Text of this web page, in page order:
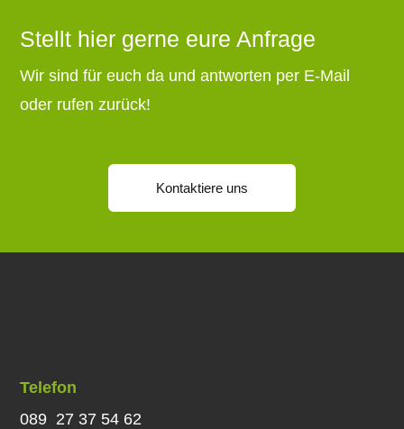
Stellt hier gerne eure Anfrage
Wir sind für euch da und antworten per E-Mail
oder rufen zurück!
Kontaktiere uns
Telefon
089 27 37 54 62